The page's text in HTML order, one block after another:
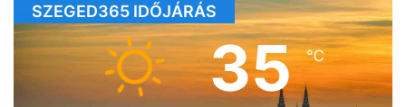
SZEGED365 IDŐJÁRÁS
35℃